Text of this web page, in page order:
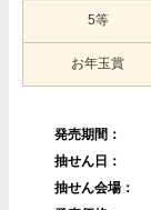
5等
お年玉賞
発売期間：
抽せん日：
抽せん会場：